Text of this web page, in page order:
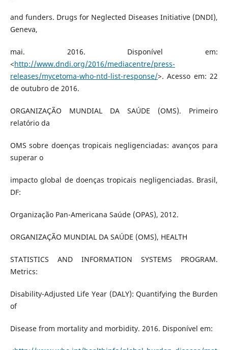
and funders. Drugs for Neglected Diseases Initiative (DNDI),
Geneva,
mai. 2016. Disponível em:
<http://www.dndi.org/2016/mediacentre/press-
releases/mycetoma-who-ntd-list-response/>. Acesso em: 22
de outubro de 2016.
ORGANIZAÇÃO MUNDIAL DA SAÚDE (OMS). Primeiro
relatório da
OMS sobre doenças tropicais negligenciadas: avanços para
superar o
impacto global de doenças tropicais negligenciadas. Brasil,
DF:
Organização Pan-Americana Saúde (OPAS), 2012.
ORGANIZAÇÃO MUNDIAL DA SAÚDE (OMS), HEALTH
STATISTICS AND INFORMATION SYSTEMS PROGRAM.
Metrics:
Disability-Adjusted Life Year (DALY): Quantifying the Burden
of
Disease from mortality and morbidity. 2016. Disponível em: